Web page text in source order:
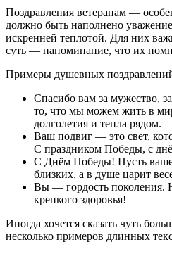
Поздравления ветеранам —
должно быть наполнено
искренней теплотой. Для них
суть — напоминание, что их
Примеры душевных
Спасибо вам за мужество,
то, что мы можем жить в
долголетия и тепла рядом.
Ваш подвиг — это свет,
С праздником Победы, с
С Днём Победы! Пусть ваше
близких, а в душе царит
Вы — гордость поколения.
крепкого здоровья!
Иногда хочется сказать чуть
несколько примеров длинных